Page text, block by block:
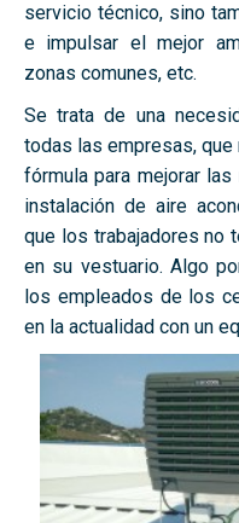
servicio técnico, sino
e impulsar el mejor
zonas comunes, etc.
Se trata de una
todas las empresas,
fórmula para mejorar
instalación de aire
que los trabajadores no
en su vestuario. Algo
los empleados de los
en la actualidad con un